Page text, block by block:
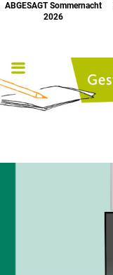
ABGESAGT Sommernacht
2026